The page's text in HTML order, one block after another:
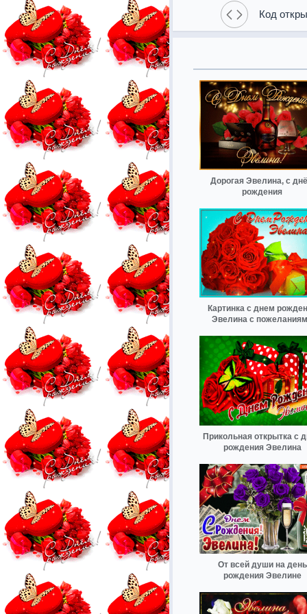
Код
Дорогая Эвелина, с
рождения
Картинка с днем
Эвелина с
Прикольная открытка с
рождения Эвелина
От всей души на день
рождения Эвелине